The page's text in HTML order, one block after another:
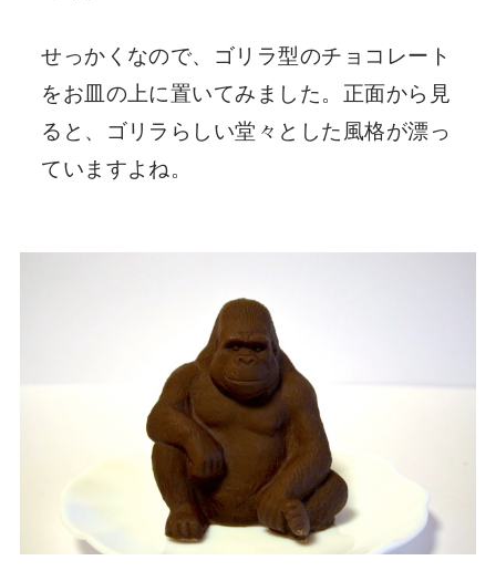
せっかくなので、ゴリラ型のチョコレート
をお皿の上に置いてみました。正面から見
ると、ゴリラらしい堂々とした風格が漂っ
ていますよね。